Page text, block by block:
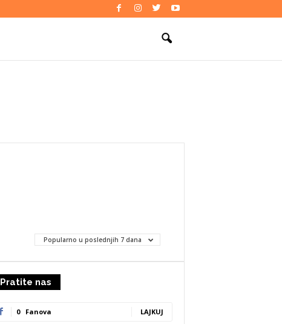
Popularno u poslednjih 7 dana
Pratite nas
0 Fanova LAJKUJ